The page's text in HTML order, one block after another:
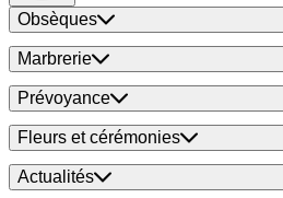
Obsèques
Marbrerie
Prévoyance
Fleurs et cérémonies
Actualités